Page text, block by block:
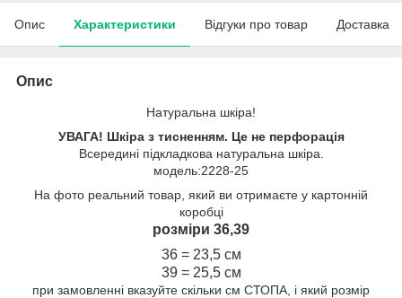
Опис Характеристики Відгуки про товар Доставка
Опис
Натуральна шкіра!
УВАГА! Шкіра з тисненням. Це не перфорація
Всередині підкладкова натуральна шкіра.
модель:2228-25
На фото реальний товар, який ви отримаєте у картонній
коробці
розміри 36,39
36 = 23,5 см
39 = 25,5 см
при замовленні вказуйте скільки см СТОПА, і який розмір